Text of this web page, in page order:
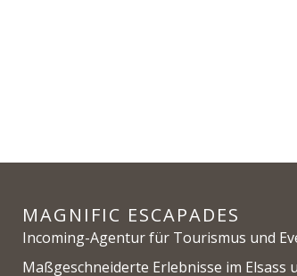
MAGNIFIC ESCAPADES
Incoming-Agentur für Tourismus und
Maßgeschneiderte Erlebnisse im Elsass